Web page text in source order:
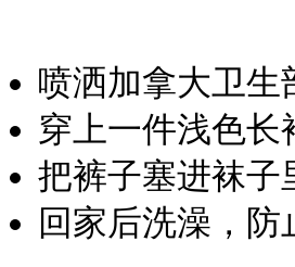
喷洒加拿大卫生
穿上一件浅色长
把裤子塞进袜子
回家后洗澡，